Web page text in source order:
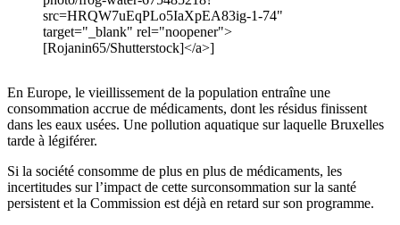
src=HRQW7uEqPLo5IaXpEA83ig-1-74"
target="_blank" rel="noopener">
[Rojanin65/Shutterstock]</a>]
En Europe, le vieillissement de la population entraîne une
consommation accrue de médicaments, dont les résidus finissent
dans les eaux usées. Une pollution aquatique sur laquelle Bruxelles
tarde à légiférer.
Si la société consomme de plus en plus de médicaments, les
incertitudes sur l’impact de cette surconsommation sur la santé
persistent et la Commission est déjà en retard sur son programme.